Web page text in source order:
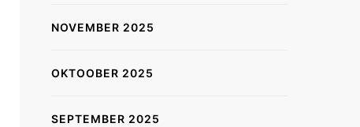
NOVEMBER 2025
OKTOOBER 2025
SEPTEMBER 2025